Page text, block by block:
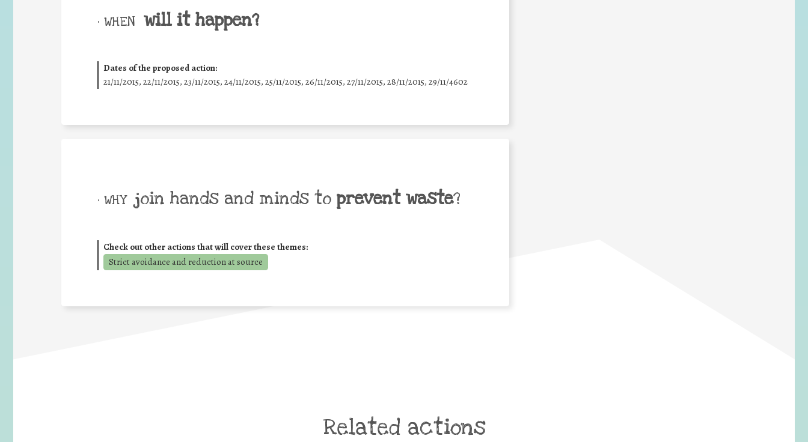
• WHEN will it happen?
Dates of the proposed action:
21/11/2015, 22/11/2015, 23/11/2015, 24/11/2015, 25/11/2015, 26/11/2015, 27/11/2015, 28/11/2015, 29/11/4602
• WHY join hands and minds to prevent waste?
Check out other actions that will cover these themes:
Strict avoidance and reduction at source
Related actions